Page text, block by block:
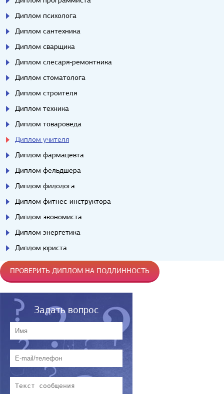
Диплом психолога
Диплом сантехника
Диплом сварщика
Диплом слесаря-ремонтника
Диплом стоматолога
Диплом строителя
Диплом техника
Диплом товароведа
Диплом учителя
Диплом фармацевта
Диплом фельдшера
Диплом филолога
Диплом фитнес-инструктора
Диплом экономиста
Диплом энергетика
Диплом юриста
ПРОВЕРИТЬ ДИПЛОМ НА ПОДЛИННОСТЬ
Задать вопрос